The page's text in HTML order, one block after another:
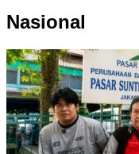
Nasional